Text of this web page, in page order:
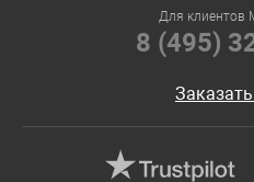
Для клиентов
8 (495)